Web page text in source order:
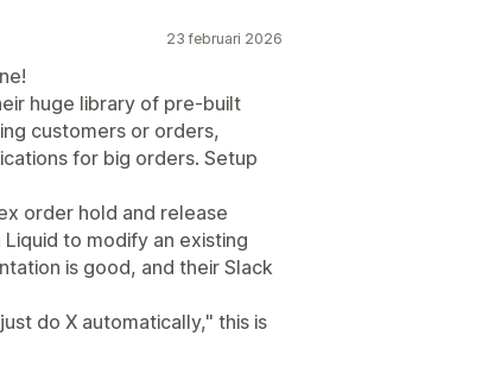
23 februari 2026
huge library of pre-built
customers or orders,
for big orders. Setup
order hold and release
to modify an existing
is good, and their Slack
do X automatically," this is